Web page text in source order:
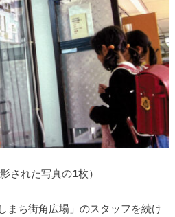
された写真の1枚）
まち街角広場」のスタッフを続け